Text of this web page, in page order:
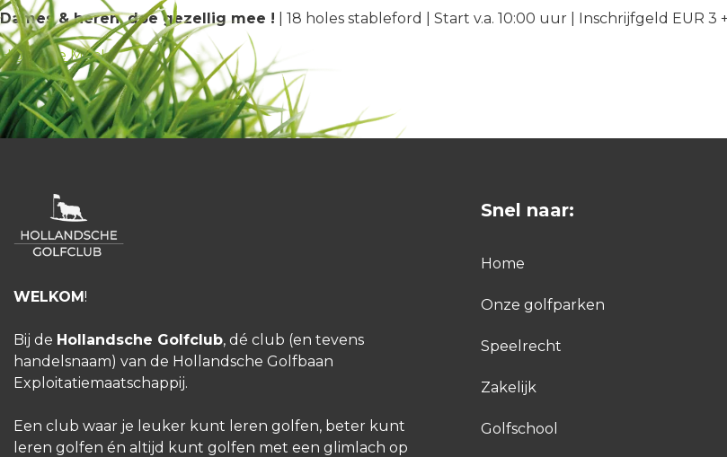
Dames & heren, doe gezellig mee ! | 18 holes stableford | Start v.a. 10:00 uur | Inschrijfgeld EUR 3
HGC Doe Mee!
WELKOM!
Bij de Hollandsche Golfclub, dé club (en tevens
handelsnaam) van de Hollandsche Golfbaan
Exploitatiemaatschappij.
Een club waar je leuker kunt leren golfen, beter kunt
leren golfen én altijd kunt golfen met een glimlach op
Snel naar:
Home
Onze golfparken
Speelrecht
Zakelijk
Golfschool